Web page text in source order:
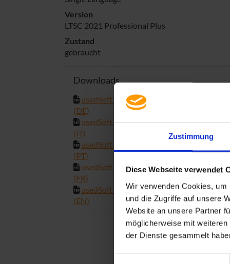
Zustimmung
Diese Webseite verwendet
Wir verwenden Cookies,
und die Zugriffe auf unsere
Website an unsere Partner
möglicherweise mit
der Dienste gesammelt
Version
LTSC 2021 Professional Plus
Zustand
gebraucht
Downloads
usedSoft Anleitung Office Deployment Tool
(DE)
usedSoft Manual Office Deployment Tool
(IT)
usedSoft Manual Office Deployment Tool
(PT)
usedSoft Manual Office Deployment Tool
(FR)
usedSoft Manual Office Deployment Tool
(EN)